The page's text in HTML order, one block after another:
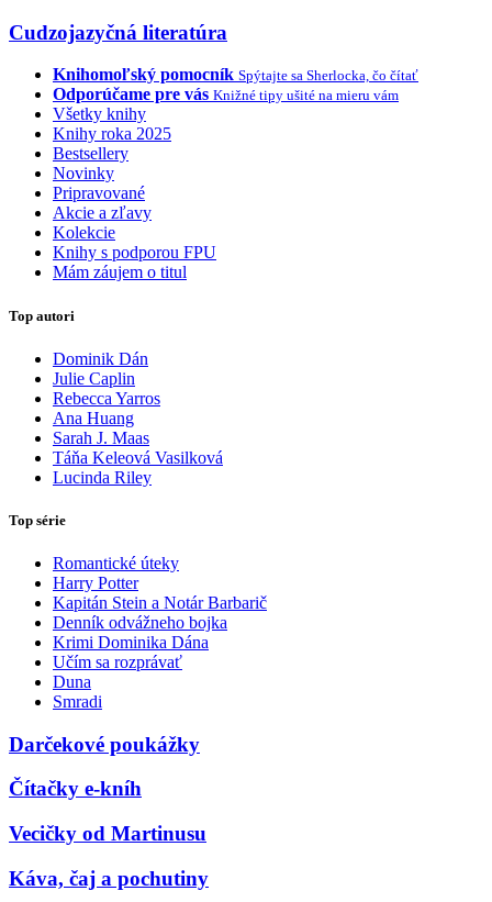
Cudzojazyčná literatúra
Knihomoľský pomocník Spýtajte sa Sherlocka, čo čítať
Odporúčame pre vás Knižné tipy ušité na mieru vám
Všetky knihy
Knihy roka 2025
Bestsellery
Novinky
Pripravované
Akcie a zľavy
Kolekcie
Knihy s podporou FPU
Mám záujem o titul
Top autori
Dominik Dán
Julie Caplin
Rebecca Yarros
Ana Huang
Sarah J. Maas
Táňa Keleová Vasilková
Lucinda Riley
Top série
Romantické úteky
Harry Potter
Kapitán Stein a Notár Barbarič
Denník odvážneho bojka
Krimi Dominika Dána
Učím sa rozprávať
Duna
Smradi
Darčekové poukážky
Čítačky e-kníh
Vecičky od Martinusu
Káva, čaj a pochutiny